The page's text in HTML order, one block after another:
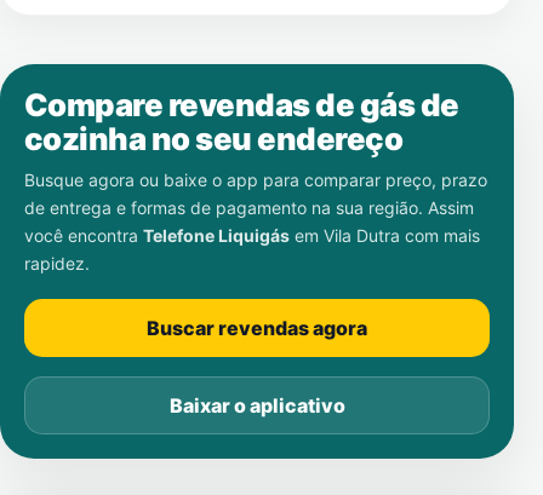
Compare revendas de gás de
cozinha no seu endereço
Busque agora ou baixe o app para comparar preço, prazo
de entrega e formas de pagamento na sua região. Assim
você encontra Telefone Liquigás em Vila Dutra com mais
rapidez.
Buscar revendas agora
Baixar o aplicativo